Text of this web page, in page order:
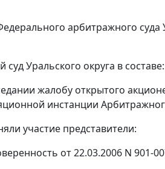
арбитражного суда
Уральского округа в
жалобу открытого
инстанции
участие представители:
от 22.03.2006 N 901-